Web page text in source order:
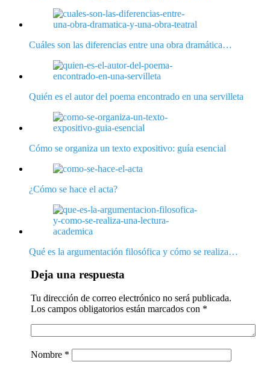
Cuáles son las diferencias entre una obra dramática…
Quién es el autor del poema encontrado en una servilleta
Cómo se organiza un texto expositivo: guía esencial
¿Cómo se hace el acta?
Qué es la argumentación filosófica y cómo se realiza…
Deja una respuesta
Tu dirección de correo electrónico no será publicada.
Los campos obligatorios están marcados con *
Nombre *